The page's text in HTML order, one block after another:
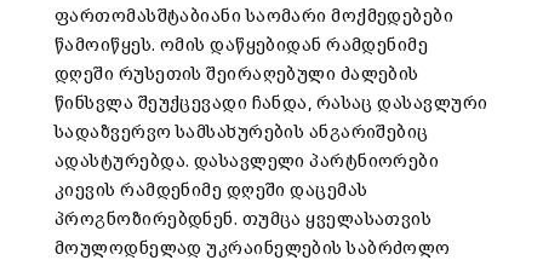
ფართომასშტაბიანი საომარი მოქმედებები
წამოიწყეს. ომის დაწყებიდან რამდენიმე
დღეში რუსეთის შეირაღებული ძალების
წინსვლა შეუქცევადი ჩანდა, რასაც დასავლური
სადაზვერვო სამსახურების ანგარიშებიც
ადასტურებდა. დასავლელი პარტნიორები
კიევის რამდენიმე დღეში დაცემას
პროგნოზირებდნენ. თუმცა ყველასათვის
მოულოდნელად უკრაინელების საბრძოლო